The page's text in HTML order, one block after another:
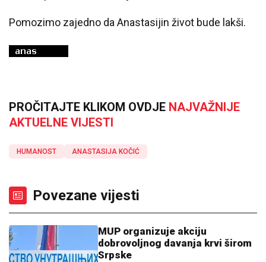
Pomozimo zajedno da Anastasijin život bude lakši.
PROČITAJTE KLIKOM OVDJE NAJVAŽNIJE
AKTUELNE VIJESTI
HUMANOST ANASTASIJA KOČIĆ
Povezane vijesti
MUP organizuje akciju
dobrovoljnog davanja krvi širom
Srpske